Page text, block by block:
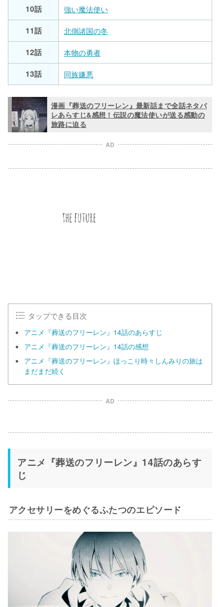
10話
強い魔法使い
11話
北側諸国の冬
12話
本物の勇者
13話
同族嫌悪
漫画『葬送のフリーレン』最新話まで全話ネタバ
レあらすじ&感想！伝説の魔法使いが送る感動の
旅路に迫る
AD
タップできる目次
アニメ『葬送のフリーレン』14話のあらすじ
アニメ『葬送のフリーレン』14話の感想
アニメ『葬送のフリーレン』ほっこり時々しんみりの旅は
まだまだ続く
AD
アニメ『葬送のフリーレン』14話のあらす
じ
アクセサリーをめぐるふたつのエピソード